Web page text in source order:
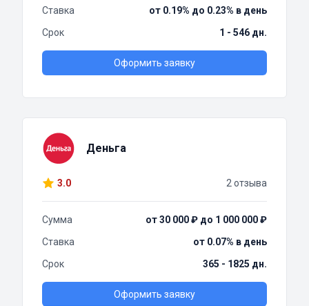
Ставка
от 0.19% до 0.23% в день
Срок
1 - 546 дн.
Оформить заявку
Деньга
3.0 2 отзыва
Сумма
от 30 000 ₽ до 1 000 000 ₽
Ставка
от 0.07% в день
Срок
365 - 1825 дн.
Оформить заявку